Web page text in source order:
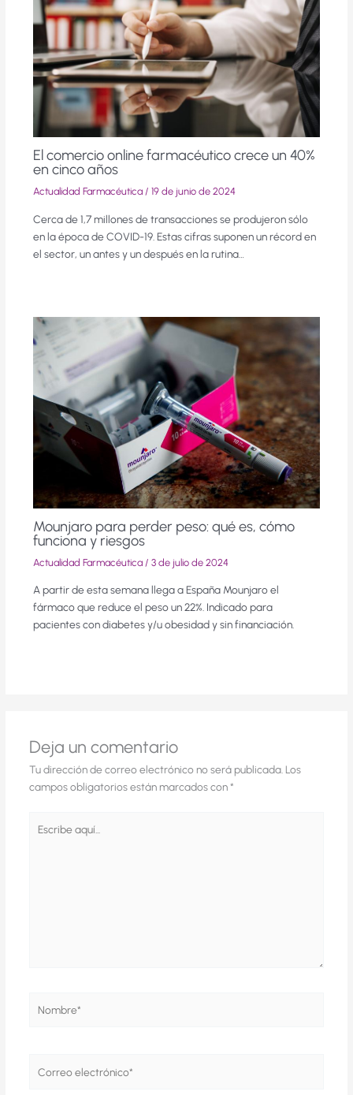
El comercio online farmacéutico crece un 40%
en cinco años
Actualidad Farmacéutica/ 19 de junio de 2024
Cerca de 1,7 millones de transacciones se produjeron sólo
en la época de COVID-19. Estas cifras suponen un récord en
el sector, un antes y un después en la rutina…
Mounjaro para perder peso: qué es, cómo
funciona y riesgos
Actualidad Farmacéutica/ 3 de julio de 2024
A partir de esta semana llega a España Mounjaro el
fármaco que reduce el peso un 22%. Indicado para
pacientes con diabetes y/u obesidad y sin financiación.
Deja un comentario
Tu dirección de correo electrónico no será publicada. Los
campos obligatorios están marcados con*
aquí...
electrónico*